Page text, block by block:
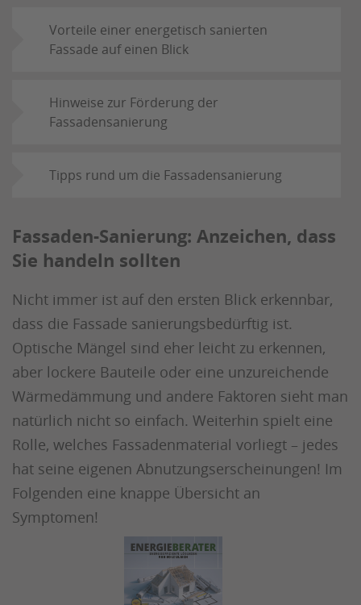
Vorteile einer energetisch sanierten
Fassade auf einen Blick
Hinweise zur Förderung der
Fassadensanierung
Tipps rund um die Fassadensanierung
Fassaden-Sanierung: Anzeichen, dass
Sie handeln sollten
Nicht immer ist auf den ersten Blick erkennbar,
dass die Fassade sanierungsbedürftig ist.
Optische Mängel sind eher leicht zu erkennen,
aber lockere Bauteile oder eine unzureichende
Wärmedämmung und andere Faktoren sieht man
natürlich nicht so einfach. Weiterhin spielt eine
Rolle, welches Fassadenmaterial vorliegt – jedes
hat seine eigenen Abnutzungserscheinungen! Im
Folgenden eine knappe Übersicht an
Symptomen!